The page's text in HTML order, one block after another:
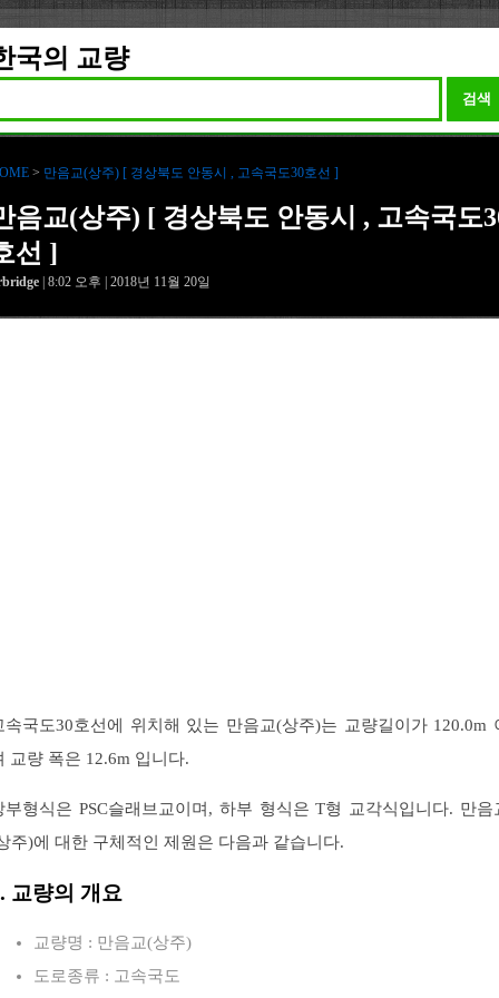
국의 교량
검색
> 만음교(상주) [ 경상북도 안동시 , 고속국도30호선 ]
음교(상주) [ 경상북도 안동시 , 고속국도
선 ]
| 8:02 오후 | 2018년 11월 20일
속국도30호선에 위치해 있는 만음교(상주)는 교량길이가 120.0m
교량 폭은 12.6m 입니다.
부형식은 PSC슬래브교이며, 하부 형식은 T형 교각식입니다. 만음
주)에 대한 구체적인 제원은 다음과 같습니다.
교량의 개요
교량명 : 만음교(상주)
도로종류 : 고속국도